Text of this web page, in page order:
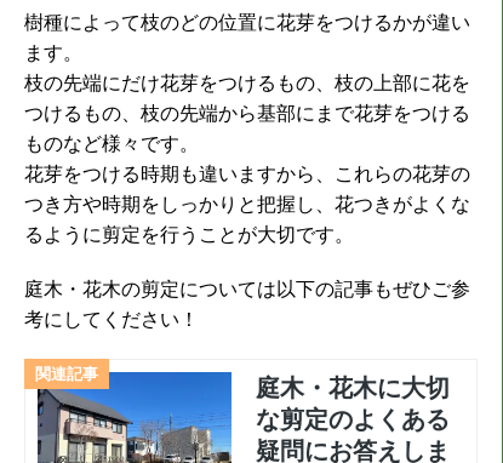
樹種によって枝のどの位置に花芽をつけるかが違い
ます。
枝の先端にだけ花芽をつけるもの、枝の上部に花を
つけるもの、枝の先端から基部にまで花芽をつける
ものなど様々です。
花芽をつける時期も違いますから、これらの花芽の
つき方や時期をしっかりと把握し、花つきがよくな
るように剪定を行うことが大切です。
庭木・花木の剪定については以下の記事もぜひご参
考にしてください！